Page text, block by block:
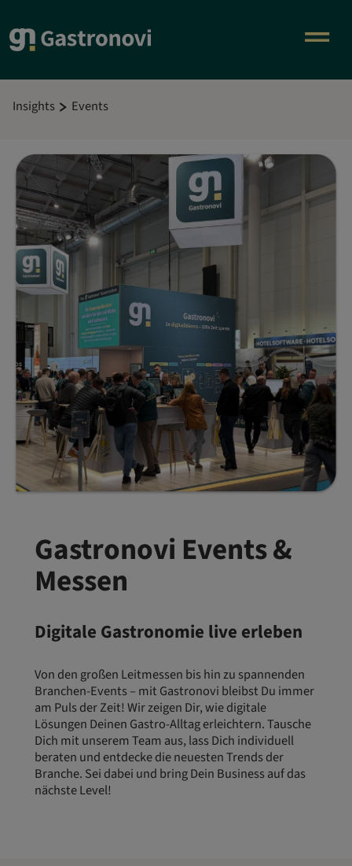
Insights Events
Gastronovi Events &
Messen
Digitale Gastronomie live erleben
Von den großen Leitmessen bis hin zu spannenden
Branchen-Events – mit Gastronovi bleibst Du immer
am Puls der Zeit! Wir zeigen Dir, wie digitale
Lösungen Deinen Gastro-Alltag erleichtern. Tausche
Dich mit unserem Team aus, lass Dich individuell
beraten und entdecke die neuesten Trends der
Branche. Sei dabei und bring Dein Business auf das
nächste Level!